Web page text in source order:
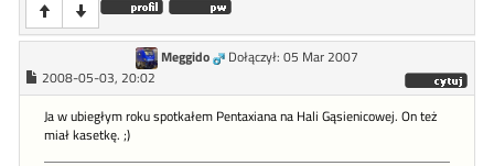
Meggido
Dołączył: 05 Mar 2007
2008-05-03, 20:02
Ja w ubiegłym roku spotkałem Pentaxiana na Hali Gąsienicowej. On też
miał kasetkę. ;)